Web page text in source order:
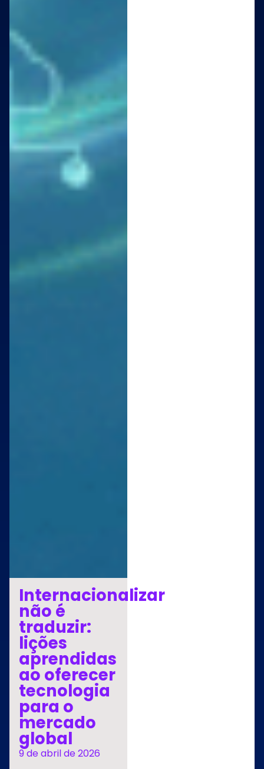
Internacionalizar
não é
traduzir:
lições
aprendidas
ao oferecer
tecnologia
para o
mercado
global
9 de abril de 2026